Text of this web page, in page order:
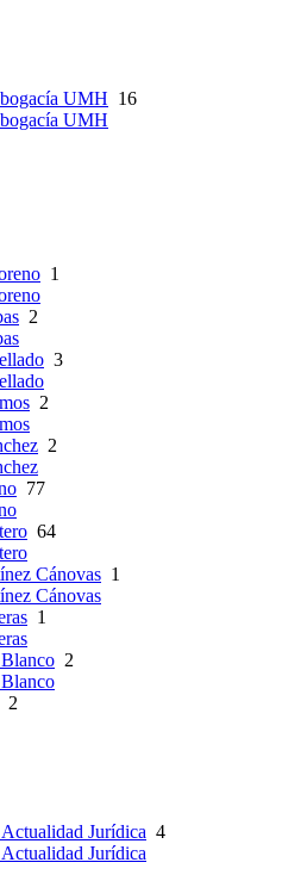
UMH 16
UMH
1
2
3
2
2
77
64
Cánovas 1
Cánovas
1
2
2
Jurídica 4
Jurídica